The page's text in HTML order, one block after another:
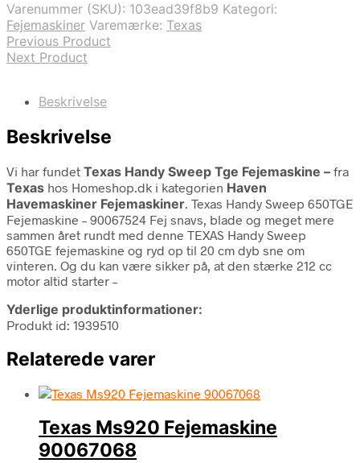
Varenummer (SKU): 103ead39f8b9 Kategori:
Fejemaskiner Varemærke: Texas
Previous Product
Next Product
Beskrivelse
Beskrivelse
Vi har fundet Texas Handy Sweep Tge Fejemaskine – fra
Texas hos Homeshop.dk i kategorien Haven
Havemaskiner Fejemaskiner. Texas Handy Sweep 650TGE
Fejemaskine – 90067524 Fej snavs, blade og meget mere
sammen året rundt med denne TEXAS Handy Sweep
650TGE fejemaskine og ryd op til 20 cm dyb sne om
vinteren. Og du kan være sikker på, at den stærke 212 cc
motor altid starter –
Yderlige produktinformationer:
Produkt id: 1939510
Relaterede varer
Texas Ms920 Fejemaskine
90067068